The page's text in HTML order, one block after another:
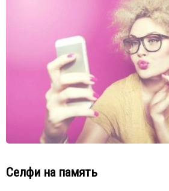
Селфи на память